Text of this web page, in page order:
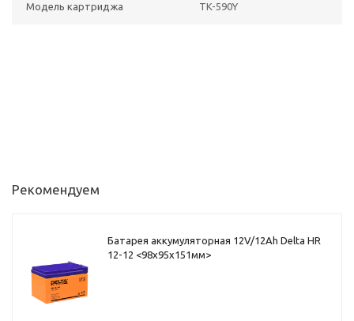
Модель картриджа TK-590Y
Рекомендуем
Батарея аккумуляторная 12V/12Ah Delta HR
12-12 <98x95x151мм>